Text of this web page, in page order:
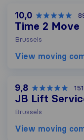
10,0
Time 2 Move
Brussels
View moving
9,8 151
JB Lift
Brussels
View moving